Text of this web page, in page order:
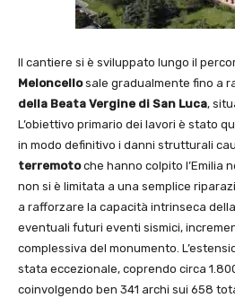
Il cantiere si è sviluppato lungo il
Meloncellosale gradualmente fino a
della Beata Vergine di San Luca,
L’obiettivo primario dei lavori è stato
in modo definitivo i danni strutturali
terremotoche hanno colpito l’Emilia
non si è limitata a una semplice
a rafforzare la capacità intrinseca
eventuali futuri eventi sismici,
complessiva del monumento.
stata eccezionale, coprendo circa
coinvolgendo ben 341 archi sui 658